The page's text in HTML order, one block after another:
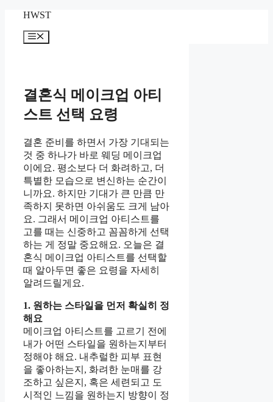
content
HWST
Menu
결혼식 메이크업 아티
스트 선택 요령
결혼 준비를 하면서 가장 기대되는
것 중 하나가 바로 웨딩 메이크업
이에요. 평소보다 더 화려하고, 더
특별한 모습으로 변신하는 순간이
니까요. 하지만 기대가 큰 만큼 만
족하지 못하면 아쉬움도 크게 남아
요. 그래서 메이크업 아티스트를
고를 때는 신중하고 꼼꼼하게 선택
하는 게 정말 중요해요. 오늘은 결
혼식 메이크업 아티스트를 선택할
때 알아두면 좋은 요령을 자세히
알려드릴게요.
1. 원하는 스타일을 먼저 확실히 정
해요
메이크업 아티스트를 고르기 전에
내가 어떤 스타일을 원하는지부터
정해야 해요. 내추럴한 피부 표현
을 좋아하는지, 화려한 눈매를 강
조하고 싶은지, 혹은 세련되고 도
시적인 느낌을 원하는지 방향이 정